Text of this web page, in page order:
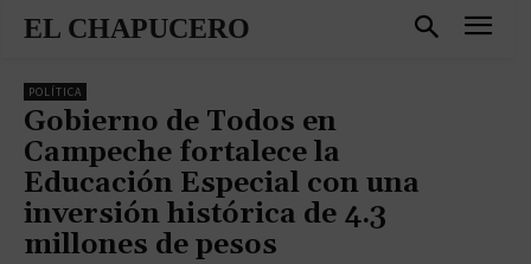
EL CHAPUCERO
POLÍTICA
Gobierno de Todos en
Campeche fortalece la
Educación Especial con una
inversión histórica de 4.3
millones de pesos